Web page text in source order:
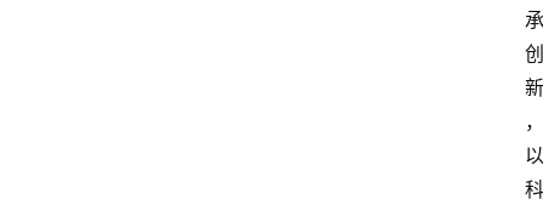
承
创
新
，
以
科